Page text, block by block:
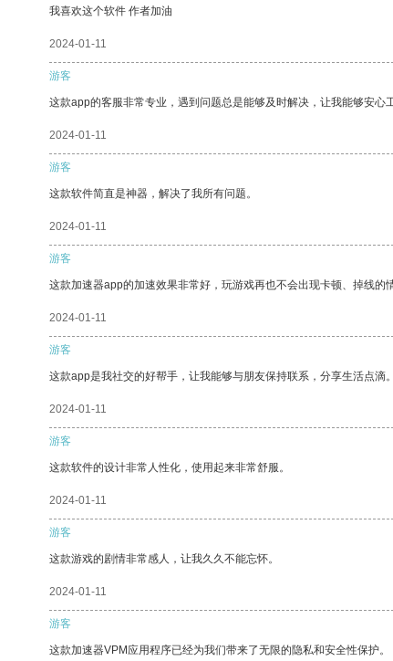
我喜欢这个软件 作者加油
2024-01-11
游客
这款app的客服非常专业，遇到问题总是能够及时解决，让我能够安心工
2024-01-11
游客
这款软件简直是神器，解决了我所有问题。
2024-01-11
游客
这款加速器app的加速效果非常好，玩游戏再也不会出现卡顿、掉线的
2024-01-11
游客
这款app是我社交的好帮手，让我能够与朋友保持联系，分享生活点滴。
2024-01-11
游客
这款软件的设计非常人性化，使用起来非常舒服。
2024-01-11
游客
这款游戏的剧情非常感人，让我久久不能忘怀。
2024-01-11
游客
这款加速器VPM应用程序已经为我们带来了无限的隐私和安全性保护。